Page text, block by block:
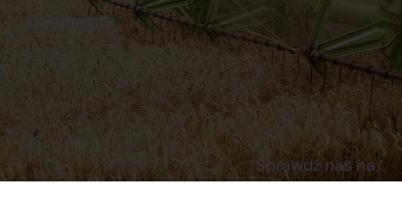
Dokumenty
Regulamin
Polityka prywatności
Reklamacje i zwroty
Dostawy
Płatności
Sprawdź nas na